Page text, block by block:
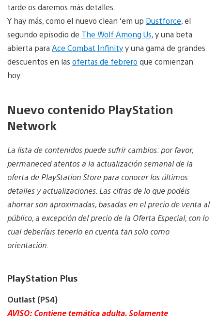
tarde os daremos más detalles.
Y hay más, como el nuevo clean ‘em up Dustforce, el
segundo episodio de The Wolf Among Us, y una beta
abierta para Ace Combat Infinityy una gama de grandes
descuentos en las ofertas de febrero que comienzan
hoy.
Nuevo contenido PlayStation
Network
La lista de contenidos puede sufrir cambios: por favor,
permaneced atentos a la actualización semanal de la
oferta de PlayStation Store para conocer los últimos
detalles y actualizaciones. Las cifras de lo que podéis
ahorrar son aproximadas, basadas en el precio de venta al
público, a excepción del precio de la Oferta Especial, con lo
cual deberíais tenerlo en cuenta tan solo como
orientación.
PlayStation Plus
Outlast (PS4)
AVISO: Contiene temática adulta. Solamente